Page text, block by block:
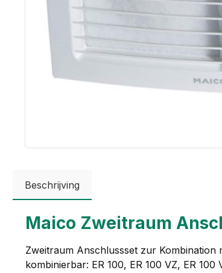
Beschrijving
Maico Zweitraum
Zweitraum Anschlussset zur Kombination
kombinierbar: ER 100, ER 100 VZ, ER 100